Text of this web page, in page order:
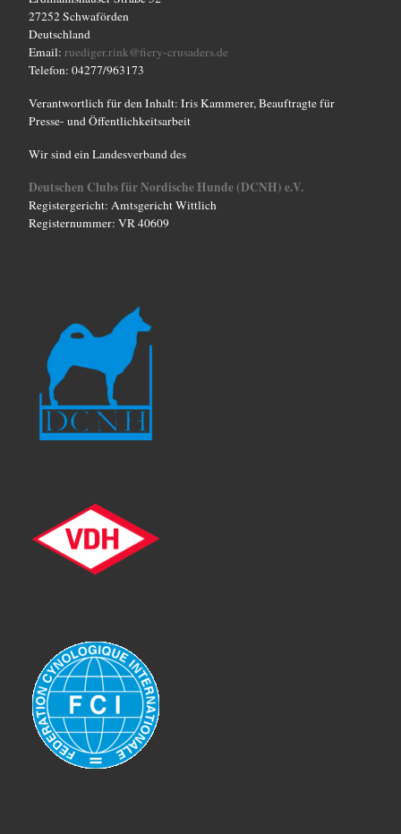
27252 Schwaförden
Deutschland
Email: ruediger.rink@fiery-crusaders.de
Telefon: 04277/963173
Verantwortlich für den Inhalt: Iris Kammerer, Beauftragte für
Presse- und Öffentlichkeitsarbeit
Wir sind ein Landesverband des
Deutschen Clubs für Nordische Hunde (DCNH) e.V.
Registergericht: Amtsgericht Wittlich
Registernummer: VR 40609